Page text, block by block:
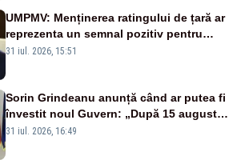
UMPMV: Menținerea ratingului de țară ar
reprezenta un semnal pozitiv pentru
România. Autoritățile trebuie să continue
31 iul. 2026, 15:51
Sorin Grindeanu anunță când ar putea fi
învestit noul Guvern: „După 15 august
sunt șanse mai mari”
31 iul. 2026, 16:49